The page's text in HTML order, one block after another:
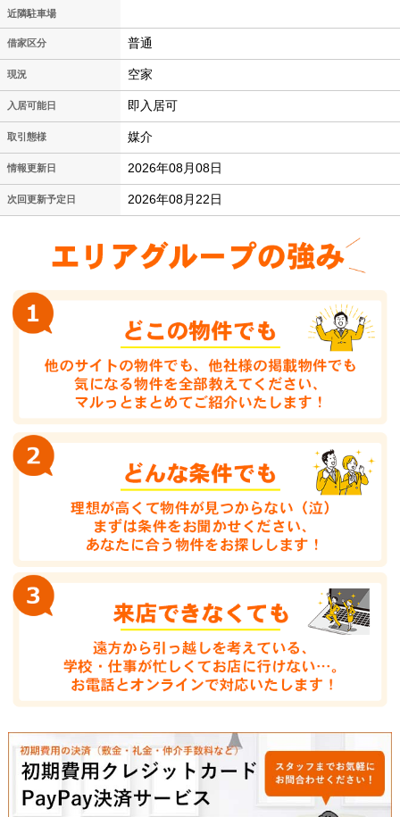
近隣駐車場
借家区分 普通
現況 空家
入居可能日 即入居可
取引態様 媒介
情報更新日 2026年08月08日
次回更新予定日 2026年08月22日